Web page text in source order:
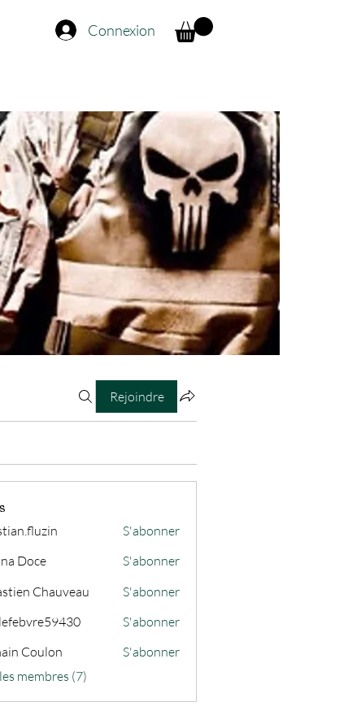
Connexion
Rejoindre
S'abonner
Doce
S'abonner
Chauveau
S'abonner
S'abonner
Coulon
S'abonner
membres (7)